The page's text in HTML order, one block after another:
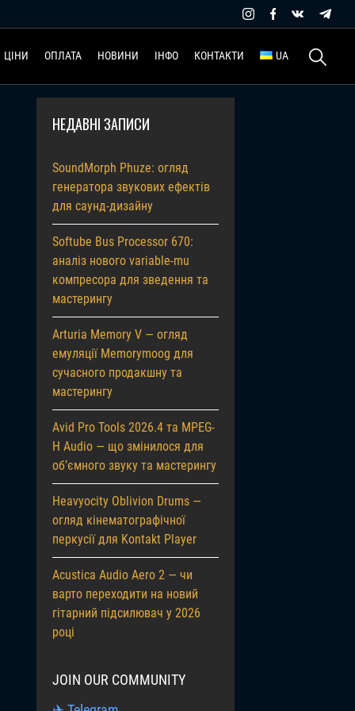
ЦІНИ ОПЛАТА НОВИНИ ІНФО КОНТАКТИ UA Пошук:
НЕДАВНІ ЗАПИСИ
SoundMorph Phuze: огляд
генератора звукових ефектів
для саунд-дизайну
Softube Bus Processor 670:
аналіз нового variable-mu
компресора для зведення та
мастерингу
Arturia Memory V — огляд
емуляції Memorymoog для
сучасного продакшну та
мастерингу
Avid Pro Tools 2026.4 та MPEG-
H Audio — що змінилося для
об’ємного звуку та мастерингу
Heavyocity Oblivion Drums —
огляд кінематографічної
перкусії для Kontakt Player
Acustica Audio Aero 2 — чи
варто переходити на новий
гітарний підсилювач у 2026
році
JOIN OUR COMMUNITY